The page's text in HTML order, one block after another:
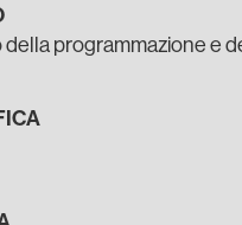
della programmazione e